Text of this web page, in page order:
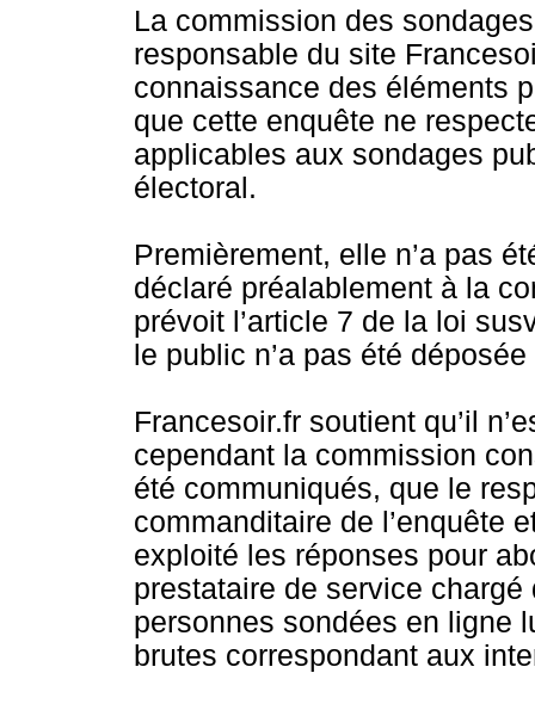
La commission des
responsable du site
connaissance des éléments
que cette enquête ne
applicables aux sondages
électoral.
Premièrement, elle n’a pas
déclaré préalablement à la
prévoit l’article 7 de la loi
le public n’a pas été
Francesoir.fr soutient qu’il
cependant la commission
été communiqués, que le
commanditaire de l’enquête
exploité les réponses pour
prestataire de service
personnes sondées en ligne
brutes correspondant aux